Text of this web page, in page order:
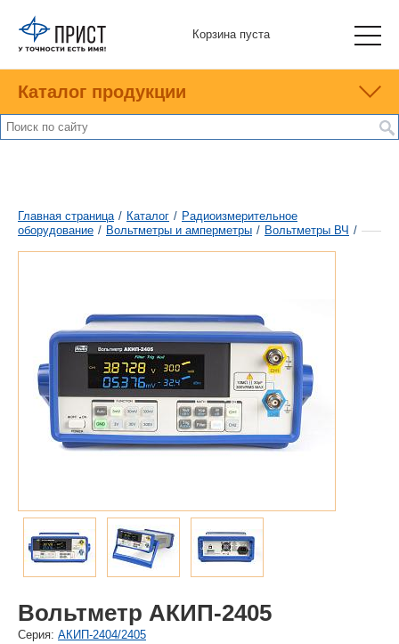
Корзина пуста
Каталог продукции
Главная страница / Каталог / Радиоизмерительное
оборудование / Вольтметры и амперметры / Вольтметры ВЧ /
Вольтметр АКИП-2405
Cерия: АКИП-2404/2405